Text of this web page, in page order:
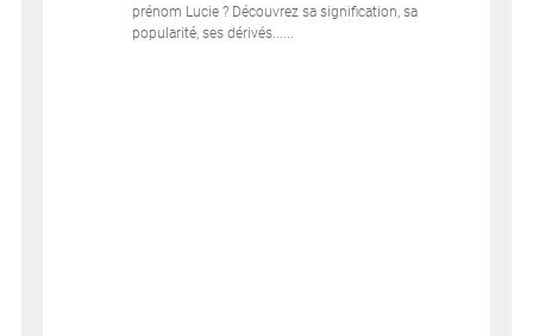
prénom Lucie ? Découvrez sa signification, sa
popularité, ses dérivés......